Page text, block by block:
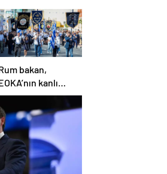
bakan,
kanlı
sahip çıkıp
hedef